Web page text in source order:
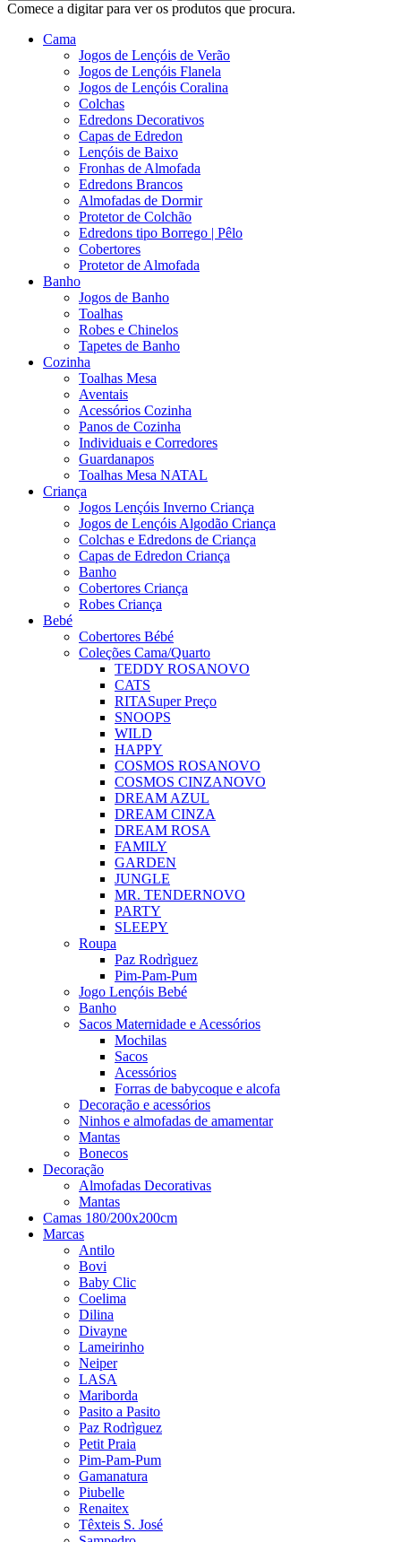
Comece a digitar para ver os produtos que procura.
Cama
Jogos de Lençóis de Verão
Jogos de Lençóis Flanela
Jogos de Lençóis Coralina
Colchas
Edredons Decorativos
Capas de Edredon
Lençóis de Baixo
Fronhas de Almofada
Edredons Brancos
Almofadas de Dormir
Protetor de Colchão
Edredons tipo Borrego | Pêlo
Cobertores
Protetor de Almofada
Banho
Jogos de Banho
Toalhas
Robes e Chinelos
Tapetes de Banho
Cozinha
Toalhas Mesa
Aventais
Acessórios Cozinha
Panos de Cozinha
Individuais e Corredores
Guardanapos
Toalhas Mesa NATAL
Criança
Jogos Lençóis Inverno Criança
Jogos de Lençóis Algodão Criança
Colchas e Edredons de Criança
Capas de Edredon Criança
Banho
Cobertores Criança
Robes Criança
Bebé
Cobertores Bébé
Coleções Cama/Quarto
TEDDY ROSANOVO
CATS
RITASuper Preço
SNOOPS
WILD
HAPPY
COSMOS ROSANOVO
COSMOS CINZANOVO
DREAM AZUL
DREAM CINZA
DREAM ROSA
FAMILY
GARDEN
JUNGLE
MR. TENDERNOVO
PARTY
SLEEPY
Roupa
Paz Rodrìguez
Pim-Pam-Pum
Jogo Lençóis Bebé
Banho
Sacos Maternidade e Acessórios
Mochilas
Sacos
Acessórios
Forras de babycoque e alcofa
Decoração e acessórios
Ninhos e almofadas de amamentar
Mantas
Bonecos
Decoração
Almofadas Decorativas
Mantas
Camas 180/200x200cm
Marcas
Antilo
Bovi
Baby Clic
Coelima
Dilina
Divayne
Lameirinho
Neiper
LASA
Mariborda
Pasito a Pasito
Paz Rodrìguez
Petit Praia
Pim-Pam-Pum
Gamanatura
Piubelle
Renaitex
Têxteis S. José